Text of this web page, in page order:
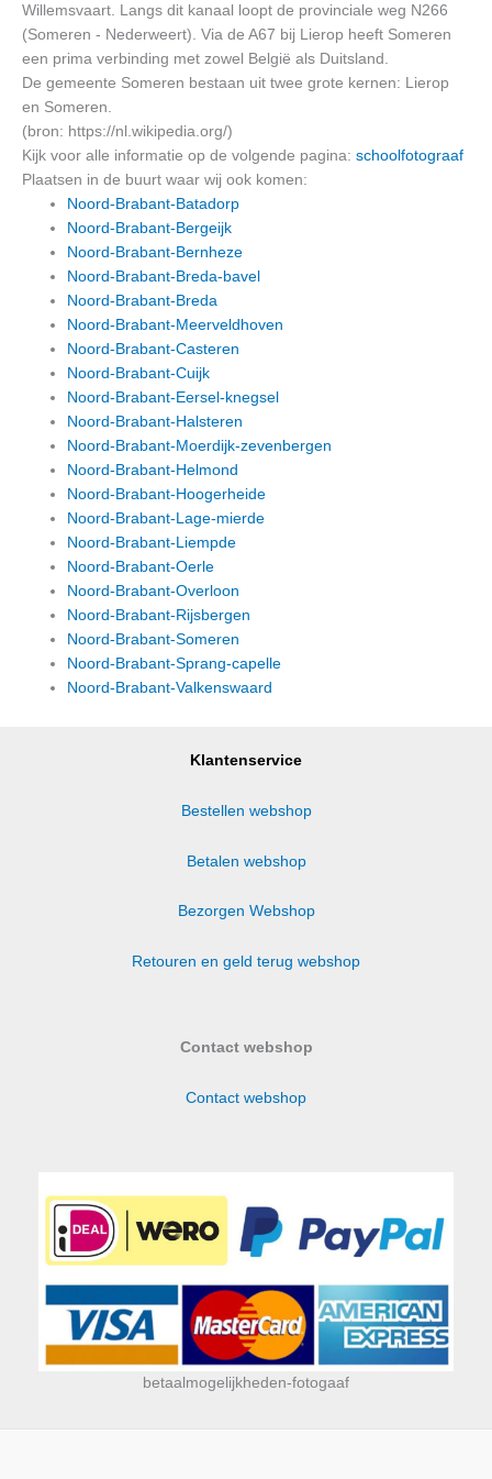
Willemsvaart. Langs dit kanaal loopt de provinciale weg N266
(Someren - Nederweert). Via de A67 bij Lierop heeft Someren
een prima verbinding met zowel België als Duitsland.
De gemeente Someren bestaan uit twee grote kernen: Lierop
en Someren.
(bron: https://nl.wikipedia.org/)
Kijk voor alle informatie op de volgende pagina: schoolfotograaf
Plaatsen in de buurt waar wij ook komen:
Noord-Brabant-Batadorp
Noord-Brabant-Bergeijk
Noord-Brabant-Bernheze
Noord-Brabant-Breda-bavel
Noord-Brabant-Breda
Noord-Brabant-Meerveldhoven
Noord-Brabant-Casteren
Noord-Brabant-Cuijk
Noord-Brabant-Eersel-knegsel
Noord-Brabant-Halsteren
Noord-Brabant-Moerdijk-zevenbergen
Noord-Brabant-Helmond
Noord-Brabant-Hoogerheide
Noord-Brabant-Lage-mierde
Noord-Brabant-Liempde
Noord-Brabant-Oerle
Noord-Brabant-Overloon
Noord-Brabant-Rijsbergen
Noord-Brabant-Someren
Noord-Brabant-Sprang-capelle
Noord-Brabant-Valkenswaard
Klantenservice
Bestellen webshop
Betalen webshop
Bezorgen Webshop
Retouren en geld terug webshop
Contact webshop
Contact webshop
betaalmogelijkheden-fotogaaf